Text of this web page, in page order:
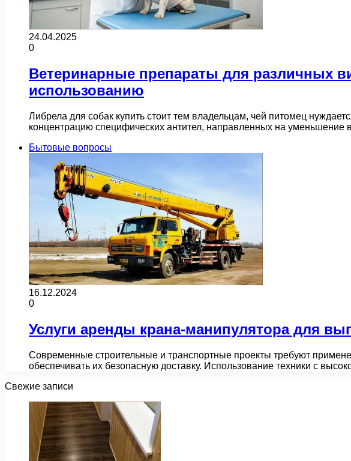
24.04.2025
0
Ветеринарные препараты для различных
использованию
Либрела для собак купить стоит тем владельцам, чей питомец
концентрацию специфических антител, направленных на уменьшение
Бытовые вопросы
16.12.2024
0
Услуги аренды крана-манипулятора для
Современные строительные и транспортные проекты требуют
обеспечивать их безопасную доставку. Использование техники с
Свежие записи